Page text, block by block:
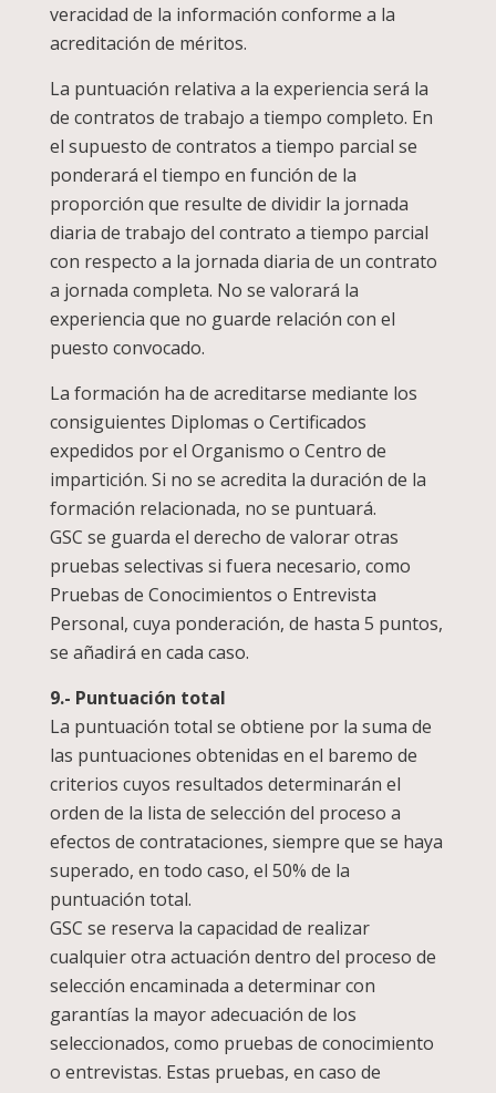
veracidad de la información conforme a la
acreditación de méritos.
La puntuación relativa a la experiencia será la
de contratos de trabajo a tiempo completo. En
el supuesto de contratos a tiempo parcial se
ponderará el tiempo en función de la
proporción que resulte de dividir la jornada
diaria de trabajo del contrato a tiempo parcial
con respecto a la jornada diaria de un contrato
a jornada completa. No se valorará la
experiencia que no guarde relación con el
puesto convocado.
La formación ha de acreditarse mediante los
consiguientes Diplomas o Certificados
expedidos por el Organismo o Centro de
impartición. Si no se acredita la duración de la
formación relacionada, no se puntuará.
GSC se guarda el derecho de valorar otras
pruebas selectivas si fuera necesario, como
Pruebas de Conocimientos o Entrevista
Personal, cuya ponderación, de hasta 5 puntos,
se añadirá en cada caso.
9.- Puntuación total
La puntuación total se obtiene por la suma de
las puntuaciones obtenidas en el baremo de
criterios cuyos resultados determinarán el
orden de la lista de selección del proceso a
efectos de contrataciones, siempre que se haya
superado, en todo caso, el 50% de la
puntuación total.
GSC se reserva la capacidad de realizar
cualquier otra actuación dentro del proceso de
selección encaminada a determinar con
garantías la mayor adecuación de los
seleccionados, como pruebas de conocimiento
o entrevistas. Estas pruebas, en caso de